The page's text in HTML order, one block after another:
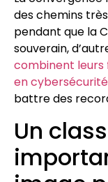
des chemins
pendant que la
souverain,
combinent leurs
en
battre des
Un